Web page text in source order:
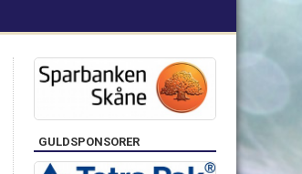
GULDSPONSORER